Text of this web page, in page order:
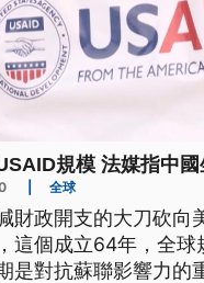
規模 法媒指中國
全球
財政開支的大刀砍向
這個成立64年，全
是對抗蘇聯影響力的